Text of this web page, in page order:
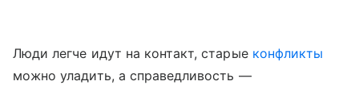
Люди легче идут на контакт, старые конфликты
можно уладить, а справедливость —